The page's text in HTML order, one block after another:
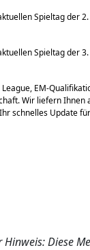
Spieltag der
Spieltag der 3.
EM-
Wir liefern Ihnen
schnelles Update
Hinweis: Diese